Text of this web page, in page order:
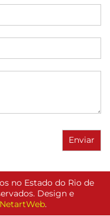
no Estado do Rio de
Design e
NetartWeb.